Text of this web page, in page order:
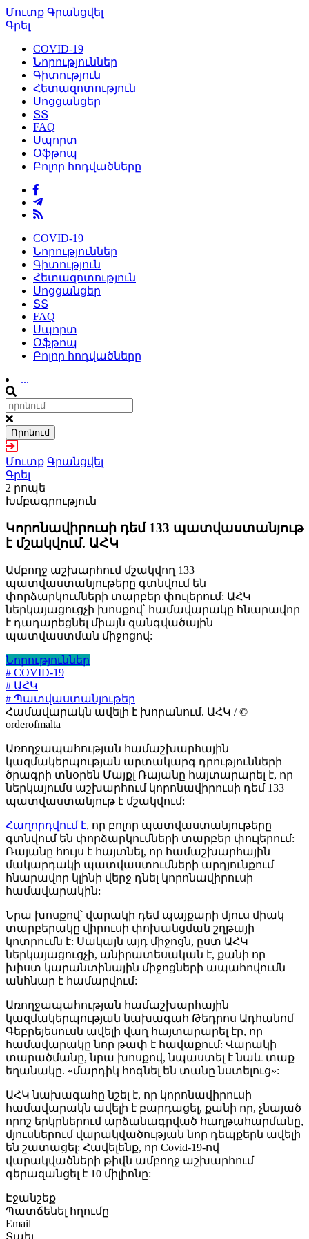
Մուտք Գրանցվել
Գրել
COVID-19
Նորություններ
Գիտություն
Հետազոտություն
Սոցցանցեր
ՏՏ
FAQ
Սպորտ
Օֆթոպ
Բոլոր հոդվածները
COVID-19
Նորություններ
Գիտություն
Հետազոտություն
Սոցցանցեր
ՏՏ
FAQ
Սպորտ
Օֆթոպ
Բոլոր հոդվածները
...
Որոնում
Մուտք Գրանցվել
Գրել
2 րոպե
Խմբագրություն
Կորոնավիրուսի դեմ 133 պատվաստանյութ
է մշակվում. ԱՀԿ
Ամբողջ աշխարհում մշակվող 133
պատվաստանյութերը գտնվում են
փորձարկումների տարբեր փուլերում: ԱՀԿ
ներկայացուցչի խոսքով՝ համավարակը հնարավոր
է դադարեցնել միայն զանգվածային
պատվաստման միջոցով:
Նորություններ
# COVID-19
# ԱՀԿ
# Պատվաստանյութեր
Համավարակն ավելի է խորանում. ԱՀԿ / ©
orderofmalta
Առողջապահության համաշխարհային
կազմակերպության արտակարգ դրությունների
ծրագրի տնօրեն Մայքլ Ռայանը հայտարարել է, որ
ներկայումս աշխարհում կորոնավիրուսի դեմ 133
պատվաստանյութ է մշակվում:
Հաղորդվում է, որ բոլոր պատվաստանյութերը
գտնվում են փորձարկումների տարբեր փուլերում:
Ռայանը հույս է հայտնել, որ համաշխարհային
մակարդակի պատվաստումների արդյունքում
հնարավոր կլինի վերջ դնել կորոնավիրուսի
համավարակին:
Նրա խոսքով՝ վարակի դեմ պայքարի մյուս միակ
տարբերակը վիրուսի փոխանցման շղթայի
կոտրումն է: Սակայն այդ միջոցն, ըստ ԱՀԿ
ներկայացուցչի, անիրատեսական է, քանի որ
խիստ կարանտինային միջոցների ապահովումն
անհնար է համարվում:
Առողջապահության համաշխարհային
կազմակերպության նախագահ Թեդրոս Ադհանոմ
Գեբրեյեսուսն ավելի վաղ հայտարարել էր, որ
համավարակը նոր թափ է հավաքում: Վարակի
տարածմանը, նրա խոսքով, նպաստել է նաև տաք
եղանակը. «մարդիկ հոգնել են տանը նստելուց»:
ԱՀԿ նախագահը նշել է, որ կորոնավիրուսի
համավարակն ավելի է բարդացել, քանի որ, չնայած
որոշ երկրներում արձանագրված հաղթահարմանը,
մյուսներում վարակվածության նոր դեպքերն ավելի
են շատացել: Հավելենք, որ Covid-19-ով
վարակվածների թիվն ամբողջ աշխարհում
գերազանցել է 10 միլիոնը:
Էջանշեք
Պատճենել հղումը
Email